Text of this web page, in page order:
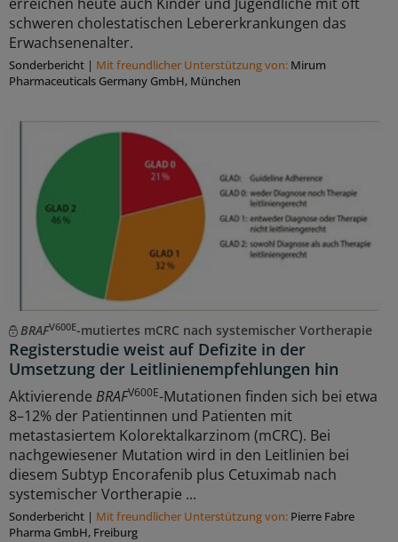
erreichen heute auch Kinder und Jugendliche mit oft
schweren cholestatischen Lebererkrankungen das
Erwachsenenalter.
Sonderbericht | Mit freundlicher Unterstützung von: Mirum
Pharmaceuticals Germany GmbH, München
BRAFV600E-mutiertes mCRC nach systemischer Vortherapie
Registerstudie weist auf Defizite in der
Umsetzung der Leitlinienempfehlungen hin
Aktivierende BRAFV600E-Mutationen finden sich bei etwa
8–12% der Patientinnen und Patienten mit
metastasiertem Kolorektalkarzinom (mCRC). Bei
nachgewiesener Mutation wird in den Leitlinien bei
diesem Subtyp Encorafenib plus Cetuximab nach
systemischer Vortherapie ...
Sonderbericht | Mit freundlicher Unterstützung von: Pierre Fabre
Pharma GmbH, Freiburg